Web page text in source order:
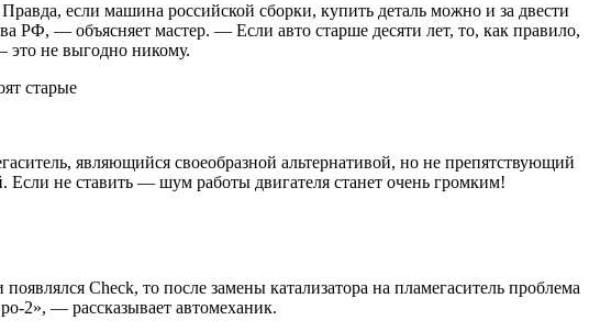
если машина российской сборки, купить деталь можно и за двести
РФ, — объясняет мастер. — Если авто старше десяти лет, то, как правило,
это не выгодно никому.
являющийся своеобразной альтернативой, но не препятствующий
не ставить — шум работы двигателя станет очень громким!
Check, то после замены катализатора на пламегаситель проблема
2», — рассказывает автомеханик.